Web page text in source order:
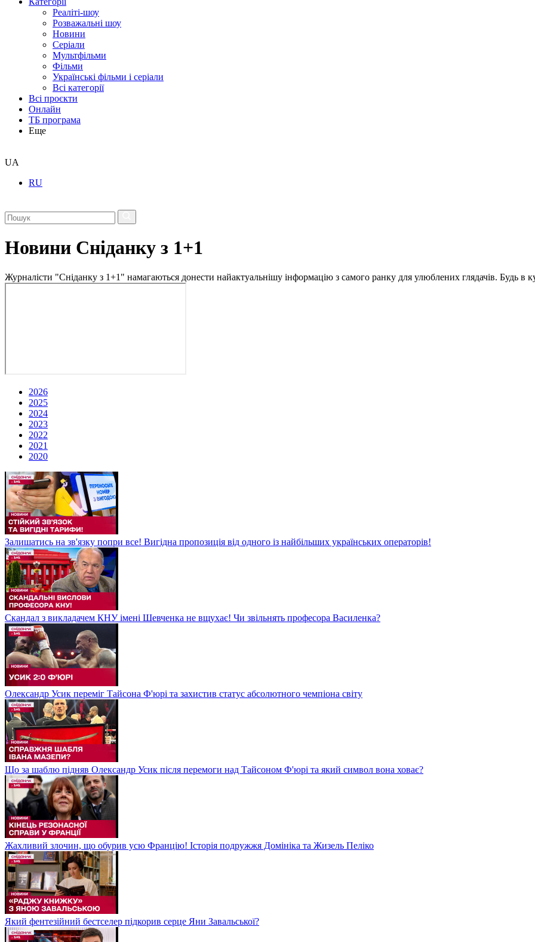
Реаліті-шоу
Розважальні шоу
Новини
Серіали
Мультфільми
Фільми
Українські фільми і серіали
Всі категорії
Всі проєкти
Онлайн
ТБ програма
Еще
UA
RU
Новини Сніданку з 1+1
Журналісти "Сніданку з 1+1" намагаються донести найактуальнішу інформацію з самого ранку для улюблених глядачів. Будь в
2026
2025
2024
2023
2022
2021
2020
Залишатись на зв'язку попри все! Вигідна пропозиція від одного із найбільших українських операторів!
Скандал з викладачем КНУ імені Шевченка не вщухає! Чи звільнять професора Василенка?
Олександр Усик переміг Тайсона Ф'юрі та захистив статус абсолютного чемпіона світу
Що за шаблю підняв Олександр Усик після перемоги над Тайсоном Ф'юрі та який символ вона ховає?
Жахливий злочин, що обурив усю Францію! Історія подружжя Домініка та Жизель Пеліко
Який фентезійний бестселер підкорив серце Яни Завальської?